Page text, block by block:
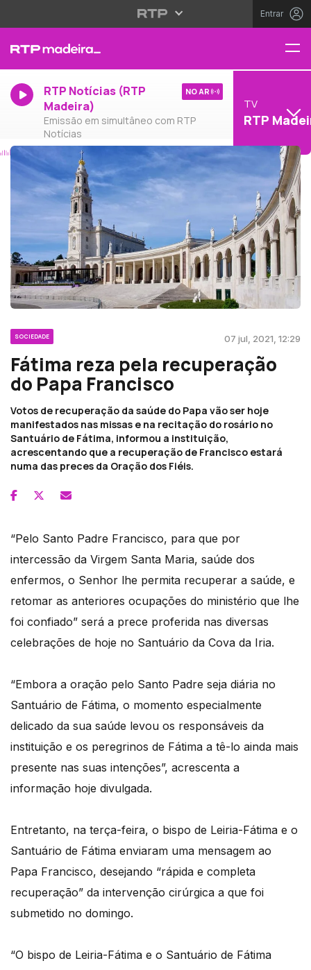
Entrar
RTP Notícias (RTP
Madeira)
Emissão em simultâneo com RTP
Notícias
NO AR
TV
RTP
SOCIEDADE 07 jul, 2021, 12:29
Fátima reza pela recuperação
do Papa Francisco
Votos de recuperação da saúde do Papa vão ser hoje
manifestados nas missas e na recitação do rosário no
Santuário de Fátima, informou a instituição,
acrescentando que a recuperação de Francisco estará
numa das preces da Oração dos Fiéis.
“Pelo Santo Padre Francisco, para que por
intercessão da Virgem Santa Maria, saúde dos
enfermos, o Senhor lhe permita recuperar a saúde, e
retomar as anteriores ocupações do ministério que lhe
foi confiado” será a prece proferida nas diversas
celebrações de hoje no Santuário da Cova da Iria.
“Embora a oração pelo Santo Padre seja diária no
Santuário de Fátima, o momento especialmente
delicado da sua saúde levou os responsáveis da
instituição e os peregrinos de Fátima a tê-lo ainda mais
presente nas suas intenções”, acrescenta a
informação hoje divulgada.
Entretanto, na terça-feira, o bispo de Leiria-Fátima e o
Santuário de Fátima enviaram uma mensagem ao
Papa Francisco, desejando “rápida e completa
recuperação” da intervenção cirúrgica a que foi
submetido no domingo.
“O bispo de Leiria-Fátima e o Santuário de Fátima